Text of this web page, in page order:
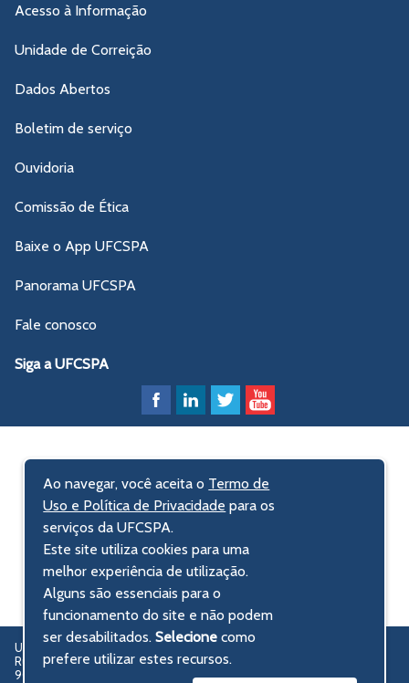
Acesso à Informação
Unidade de Correição
Dados Abertos
Boletim de serviço
Ouvidoria
Comissão de Ética
Baixe o App UFCSPA
Panorama UFCSPA
Fale conosco
Siga a UFCSPA
UFCSPA – Universidade Federal de Ciências da Saúde de Porto Alegre
Rua Sarmento Leite, 245 - Centro Histórico
90050-170 Porto Alegre, RS, Brasil
Ao navegar, você aceita o Termo de
Uso e Política de Privacidade para os
serviços da UFCSPA.
Este site utiliza cookies para uma
melhor experiência de utilização.
Alguns são essenciais para o
funcionamento do site e não podem
ser desabilitados.Selecionecomo
prefere utilizar estes recursos.